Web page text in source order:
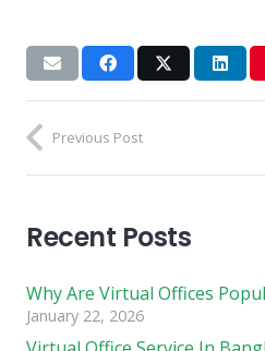
Previous Post
Recent Posts
Why Are Virtual Offices
January 22, 2026